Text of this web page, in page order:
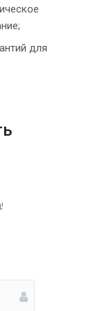
для